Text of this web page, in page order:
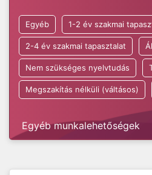
Egyéb 1-2 év szakmai
2-4 év szakmai tapasztalat
Nem szükséges nyelvtudás
Megszakítás nélküli (váltásos)
Egyéb munkalehetőségek